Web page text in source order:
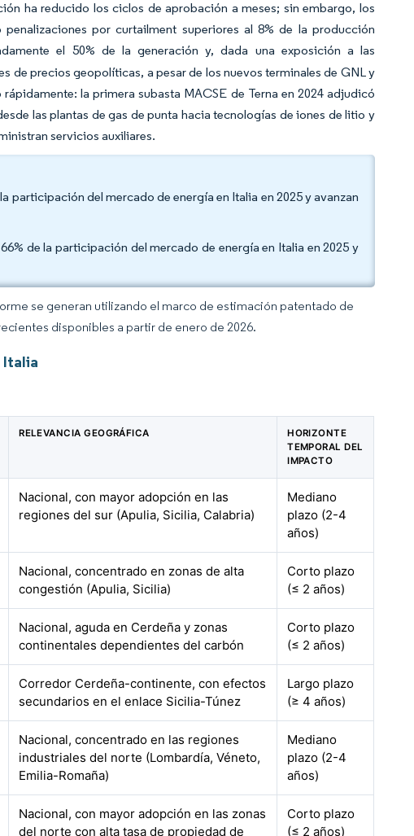
ha reducido los ciclos de aprobación a meses; sin embargo, los
por curtailment superiores al 8% de la producción
el 50% de la generación y, dada una exposición a las
de precios geopolíticas, a pesar de los nuevos terminales de GNL y
la primera subasta MACSE de Terna en 2024 adjudicó
las plantas de gas de punta hacia tecnologías de iones de litio y
servicios auxiliares.
participación del mercado de energía en Italia en 2025 y avanzan
de la participación del mercado de energía en Italia en 2025 y
se generan utilizando el marco de estimación patentado de
disponibles a partir de enero de 2026.
Italia
RELEVANCIA GEOGRÁFICA
HORIZONTE
TEMPORAL DEL
IMPACTO
Nacional, con mayor adopción en las
regiones del sur (Apulia, Sicilia, Calabria)
Mediano
plazo (2-4
años)
Nacional, concentrado en zonas de alta
congestión (Apulia, Sicilia)
Corto plazo
(≤ 2 años)
Nacional, aguda en Cerdeña y zonas
continentales dependientes del carbón
Corto plazo
(≤ 2 años)
Corredor Cerdeña-continente, con efectos
secundarios en el enlace Sicilia-Túnez
Largo plazo
(≥ 4 años)
Nacional, concentrado en las regiones
industriales del norte (Lombardía, Véneto,
Emilia-Romaña)
Mediano
plazo (2-4
años)
Nacional, con mayor adopción en las zonas
del norte con alta tasa de propiedad de
Corto plazo
(≤ 2 años)